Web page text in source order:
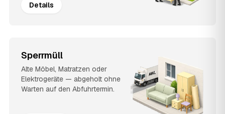
Details
Sperrmüll
Alte Möbel, Matratzen oder
Elektrogeräte — abgeholt ohne
Warten auf den Abfuhrtermin.